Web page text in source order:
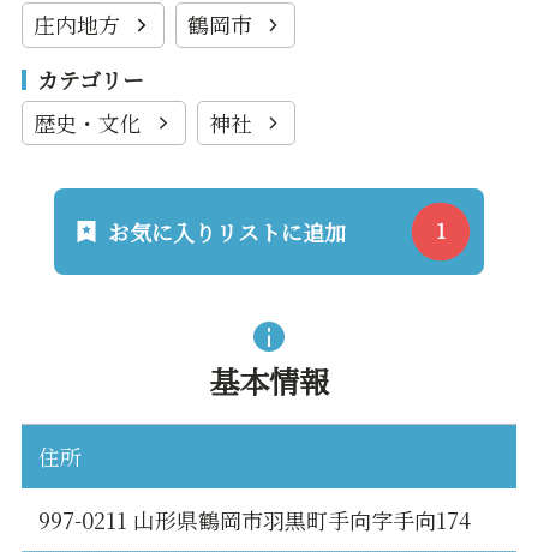
庄内地方
鶴岡市
カテゴリー
歴史・文化
神社
お気に入りリストに追加
基本情報
住所
997-0211 山形県鶴岡市羽黒町手向字手向174